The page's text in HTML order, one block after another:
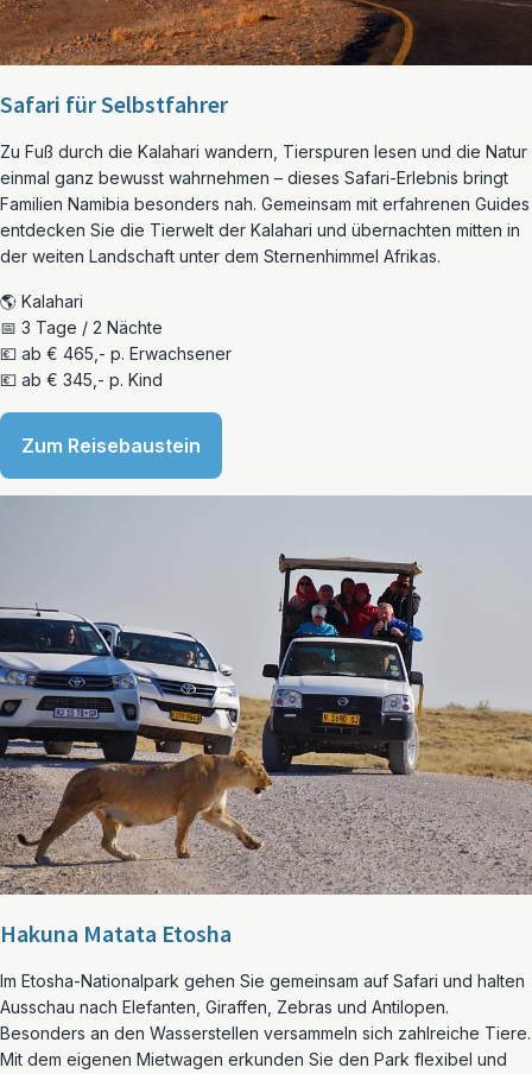
Safari für Selbstfahrer
Zu Fuß durch die Kalahari wandern, Tierspuren lesen und die Natur
einmal ganz bewusst wahrnehmen – dieses Safari-Erlebnis bringt
Familien Namibia besonders nah. Gemeinsam mit erfahrenen Guides
entdecken Sie die Tierwelt der Kalahari und übernachten mitten in
der weiten Landschaft unter dem Sternenhimmel Afrikas.
🌎 Kalahari
📅 3 Tage / 2 Nächte
💶 ab € 465,- p. Erwachsener
💶 ab € 345,- p. Kind
Zum Reisebaustein
Hakuna Matata Etosha
Im Etosha-Nationalpark gehen Sie gemeinsam auf Safari und halten
Ausschau nach Elefanten, Giraffen, Zebras und Antilopen.
Besonders an den Wasserstellen versammeln sich zahlreiche Tiere.
Mit dem eigenen Mietwagen erkunden Sie den Park flexibel und